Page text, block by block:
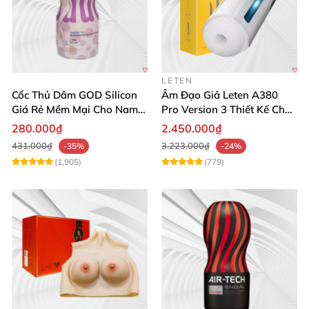
Cốc Thủ Dâm GOD Silicon
Giá Rẻ Mềm Mại Cho Nam
Giới
280.000₫
431.000₫
-35%
(1,905)
LETEN
Âm Đạo Giả Leten A380
Pro Version 3 Thiết Kế Chân
Thực
2.450.000₫
3.223.000₫
-24%
(779)